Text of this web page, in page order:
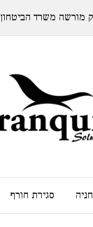
סגירת חורף
מורשה משרד הביטחון